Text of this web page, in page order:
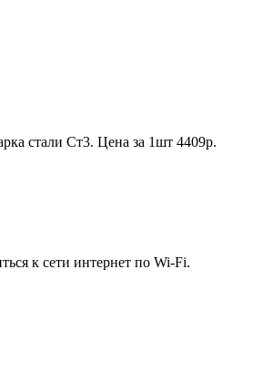
стали Ст3. Цена за 1шт 4409р.
к сети интернет по Wi-Fi.